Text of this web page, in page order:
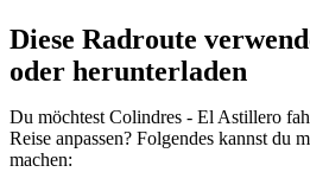
Diese Radroute
oder herunterladen
Du möchtest Colindres - El Astillero
Reise anpassen? Folgendes kannst du
machen: